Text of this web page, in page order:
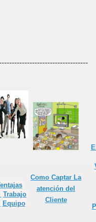
Trabajo
Equipo
Como Captar La
atención del
Cliente